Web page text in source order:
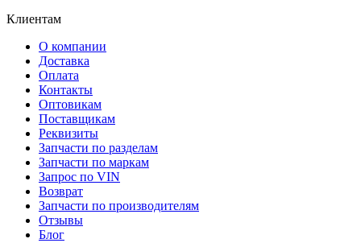
Клиентам
О компании
Доставка
Оплата
Контакты
Оптовикам
Поставщикам
Реквизиты
Запчасти по разделам
Запчасти по маркам
Запрос по VIN
Возврат
Запчасти по производителям
Отзывы
Блог